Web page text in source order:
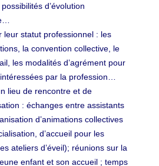
d’évolution
leur statut professionnel : les
la convention collective, le
les modalités d’agrément pour
par la profession…
lieu de rencontre et de
: échanges entre assistants
d’animations collectives
d’accueil pour les
ateliers d’éveil); réunions sur la
enfant et son accueil ; temps